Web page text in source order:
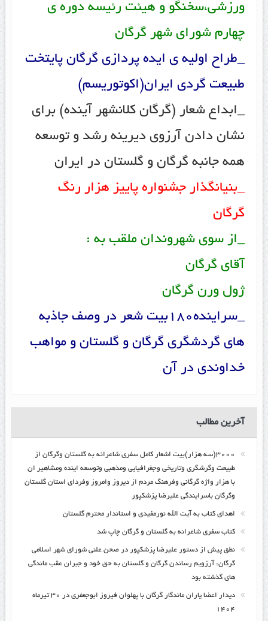
ورزشی،سخنگو و هیئت رئیسه دوره ی
چهارم شورای شهر گرگان
_طراح اولیه ی ایده پردازی گرگان پایتخت
طبیعت گردی ایران(اکوتوریسم)
_ابداع شعار (گرگان کلانشهر آینده) برای
نشان دادن آرزوی دیرینه رشد و توسعه
همه جانبه گرگان و گلستان در ایران
_بنیانگذار جشنواره پاییز هزار رنگ
گرگان
_از سوی شهروندان ملقب به :
آقای گرگان
ژول ورن گرگان
_سراینده180بیت شعر در وصف جاذبه
های گردشگری گرگان و گلستان و مواهب
خداوندی در آن
آخرین مطالب
۳۰۰۰(سه هزار)بیت اشعار کامل سفری شاعرانه به گلستان وگرگان از
طبیعت وگرشگری وتاریخی وجغرافیایی ومذهبی وتوسعه اینده ومشاهیر ان
با هزار واژه گرگانی وفرهنگ مردم از دیروز وامروز وفردای استان گلستان
وگرگان باسرایندگی علیرضا پزشکپور
اهدای کتاب به آیت الله نورمفیدی و استاندار محترم گلستان
کتاب سفری شاعرانه به گلستان و گرگان چاپ شد
نطق پیش از دستور علیرضا پزشکپور در صحن علنی شورای شهر اسلامی
گرگان: آرزویم رساندن گرگان و گلستان به حق خود و جبران عقب ماندگی
های گذشته بود
دیدار اعضا یاران ماندگار گرگان با پهلوان فیروز ابوجعفری در ۳۰ تیرماه
۱۴۰۴